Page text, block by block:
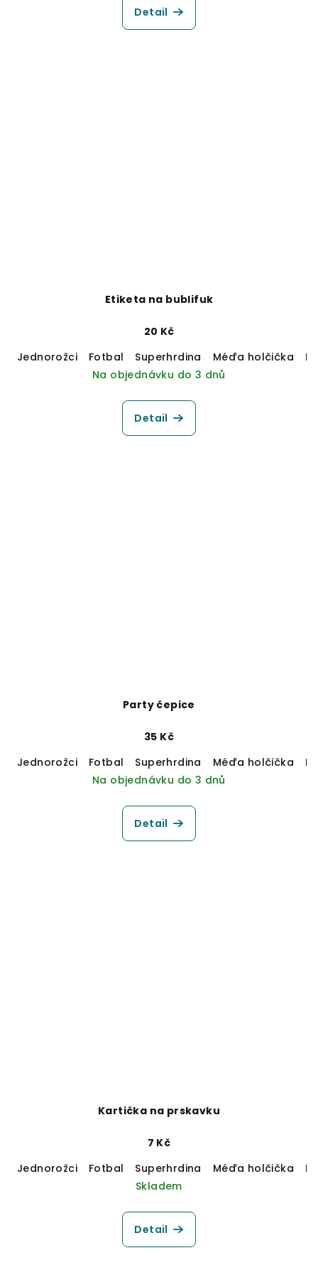
Detail
Etiketa na bublifuk
20 Kč
Jednorožci
Fotbal Superhrdina Méďa holčička
Na objednávku do 3 dnů
Detail
Party čepice
35 Kč
Jednorožci
Fotbal Superhrdina Méďa holčička
Na objednávku do 3 dnů
Detail
Kartička na prskavku
7 Kč
Jednorožci
Fotbal Superhrdina Méďa holčička
Skladem
Detail